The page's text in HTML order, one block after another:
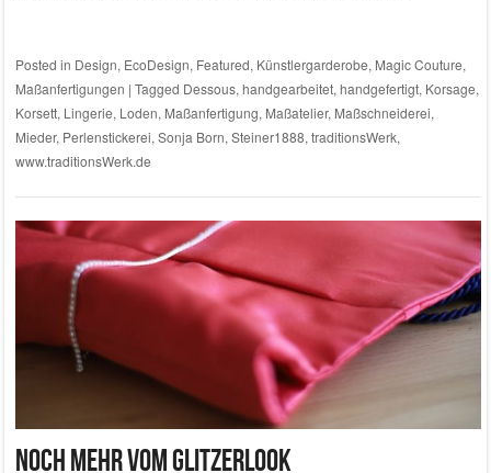
Posted in Design, EcoDesign, Featured, Künstlergarderobe, Magic Couture,
Maßanfertigungen | Tagged Dessous, handgearbeitet, handgefertigt, Korsage,
Korsett, Lingerie, Loden, Maßanfertigung, Maßatelier, Maßschneiderei,
Mieder, Perlenstickerei, Sonja Born, Steiner1888, traditionsWerk,
www.traditionsWerk.de
Noch mehr vom Glitzerlook